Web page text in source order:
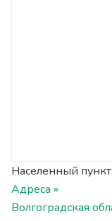
Населенный пункт:
Адреса »
Волгоградская